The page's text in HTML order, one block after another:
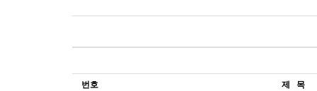
번호 제 목